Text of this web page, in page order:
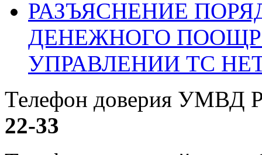
РАЗЪЯСНЕНИЕ
ДЕНЕЖНОГО
УПРАВЛЕНИИ ТС
Телефон доверия УМВД
22-33